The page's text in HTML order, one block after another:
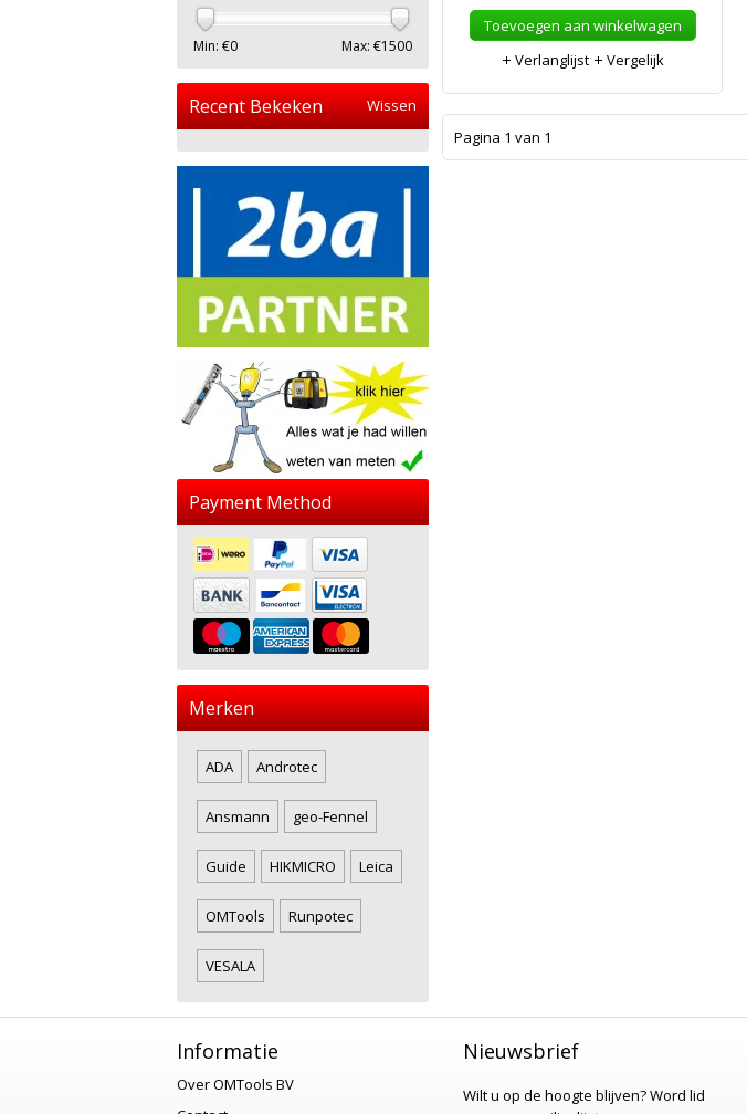
Toevoegen aan winkelwagen
Verlanglijst
Vergelijk
Pagina 1 van 1
Min: €0 Max: €1500
Recent Bekeken Wissen
Payment Method
Merken
ADA Androtec
Ansmann geo-Fennel
Guide HIKMICRO Leica
OMTools Runpotec
VESALA
Informatie
Over OMTools BV
Nieuwsbrief
Wilt u op de hoogte blijven?Word lid